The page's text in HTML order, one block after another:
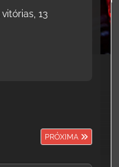
13
PRÓXIMA